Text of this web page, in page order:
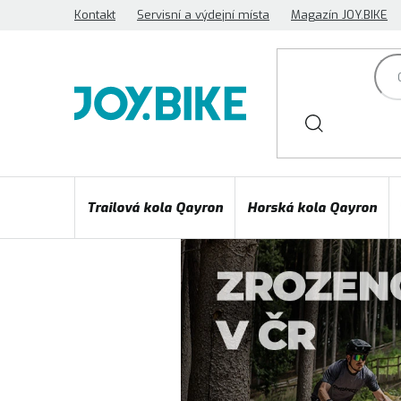
Kontakt Servisní a výdejní místa Magazín JOY.BIKE
Trailová kola Qayron Horská kola Qayron